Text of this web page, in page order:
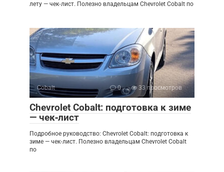
лету — чек‑лист. Полезно владельцам Chevrolet Cobalt по
Cobalt 0 33 просмотров
Chevrolet Cobalt: подготовка к зиме
— чек‑лист
Подробное руководство: Chevrolet Cobalt: подготовка к
зиме — чек‑лист. Полезно владельцам Chevrolet Cobalt
по